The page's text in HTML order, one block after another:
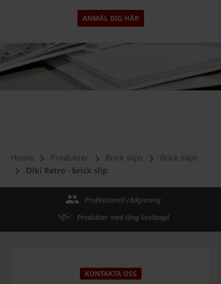
ANMÄL DIG HÄR
Home Produkter Brick slips
Brick slips
Olki Retro - brick slip
Professionell rådgivning
Produkter med lång livslängd
KONTAKTA OSS